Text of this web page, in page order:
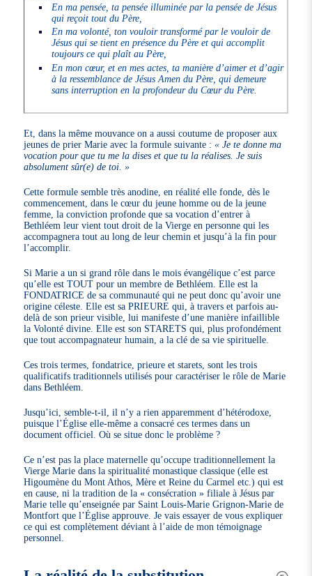
En ma pensée, ta pensée illuminée par la pensée de Jésus
qui reçoit tout du Père,
En ma volonté, ton vouloir transformé par le vouloir de
Jésus qui se tient en présence du Père et qui accomplit
toujours ce qui plaît au Père,
En mon cœur, et en mes actes, ta manière d’aimer et d’agir
à la ressemblance de Jésus Amen du Père, qui demeure
sans interruption en la profondeur du Cœur du Père.
Et, dans la même mouvance on a aussi coutume de proposer aux
jeunes de prier Marie avec la formule suivante :« Je te donne ma
vocation pour que tu me la dises et que tu la réalises. Je suis
absolument sûr(e) de toi. »
Cette formule semble très anodine, en réalité elle fonde, dès le
commencement, dans le cœur du jeune homme ou de la jeune
femme, la conviction profonde que sa vocation d’entrer à
Bethléem leur vient tout droit de la Vierge en personne qui les
accompagnera tout au long de leur chemin et jusqu’à la fin pour
l’accomplir.
Si Marie a un si grand rôle dans le mois évangélique c’est parce
qu’elle est TOUT pour un membre de Bethléem. Elle est la
FONDATRICE de sa communauté qui ne peut donc qu’avoir une
origine céleste. Elle est sa PRIEURE qui, à travers et parfois au-
delà de son prieur visible, lui manifeste d’une manière infaillible
la Volonté divine. Elle est son STARETS qui, plus profondément
que tout accompagnateur humain, a la clé de sa vie spirituelle.
Ces trois termes, fondatrice, prieure et starets, sont les trois
qualificatifs traditionnels utilisés pour caractériser le rôle de Marie
dans Bethléem.
Jusqu’ici, semble-t-il, il n’y a rien apparemment d’hétérodoxe,
puisque l’Église elle-même a consacré ces termes dans un
document officiel. Où se situe donc le problème ?
Ce n’est pas la place maternelle qu’occupe traditionnellement la
Vierge Marie dans la spiritualité monastique classique (elle est
Higoumène du Mont Athos, Mère et Reine du Carmel etc.) qui est
en cause, ni la tradition de la « consécration » filiale à Jésus par
Marie telle qu’enseignée par Saint Louis-Marie Grignon-Marie de
Montfort que l’Église approuve. Je vais essayer de vous expliquer
ce qui est complètement déviant à l’aide de mon témoignage
personnel.